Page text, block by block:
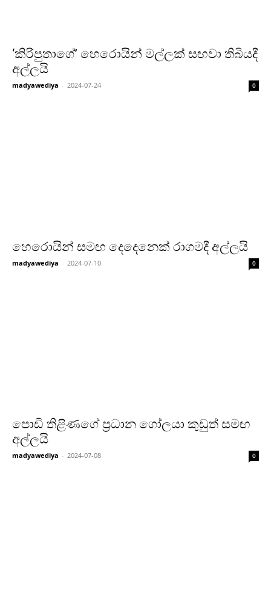
‘කිරිපුතාගේ’ හෙරොයින් මල්ලක් සඟවා තිබියදී
අල්ලයි
madyawediya - 2024-07-24 0
හෙරොයින් සමඟ දෙදෙනෙක් රාගමදී අල්ලයි
madyawediya - 2024-07-10 0
පොඩි තිළිණගේ ප්‍රධාන ගෝලයා කුඩුත් සමඟ
අල්ලයි
madyawediya - 2024-07-08 0